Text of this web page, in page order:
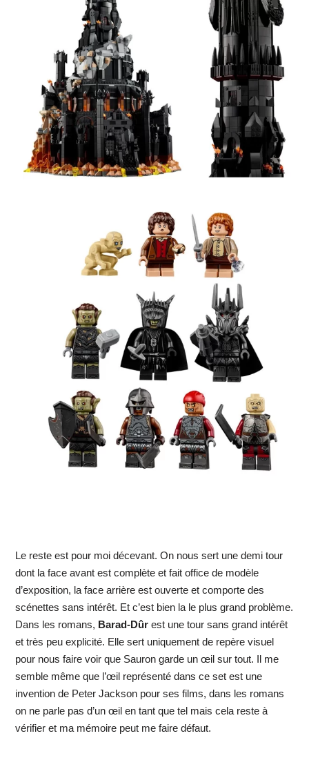
Le reste est pour moi décevant. On nous sert une demi tour
dont la face avant est complète et fait office de modèle
d’exposition, la face arrière est ouverte et comporte des
scénettes sans intérêt. Et c’est bien la le plus grand problème.
Dans les romans, Barad-Dûrest une tour sans grand intérêt
et très peu explicité. Elle sert uniquement de repère visuel
pour nous faire voir que Sauron garde un œil sur tout. Il me
semble même que l’œil représenté dans ce set est une
invention de Peter Jackson pour ses films, dans les romans
on ne parle pas d’un œil en tant que tel mais cela reste à
vérifier et ma mémoire peut me faire défaut.